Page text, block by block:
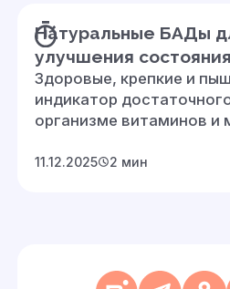
Натуральные БАДы
улучшения
Здоровые, крепкие и
индикатор
организме витаминов и
11.12.2025 2 мин